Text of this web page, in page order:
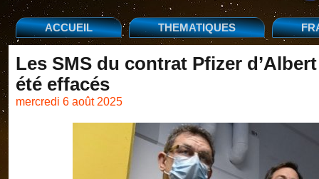
ACCUEIL THEMATIQUES
Les SMS du contrat Pfizer
été effacés
mercredi 6 août 2025